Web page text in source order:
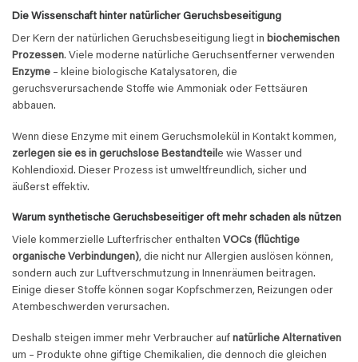
Die Wissenschaft hinter natürlicher Geruchsbeseitigung
Der Kern der natürlichen Geruchsbeseitigung liegt in biochemischen
Prozessen. Viele moderne natürliche Geruchsentferner verwenden
Enzyme – kleine biologische Katalysatoren, die
geruchsverursachende Stoffe wie Ammoniak oder Fettsäuren
abbauen.
Wenn diese Enzyme mit einem Geruchsmolekül in Kontakt kommen,
zerlegen sie es in geruchslose Bestandteil e wie Wasser und
Kohlendioxid. Dieser Prozess ist umweltfreundlich, sicher und
äußerst effektiv.
Warum synthetische Geruchsbeseitiger oft mehr schaden als nützen
Viele kommerzielle Lufterfrischer enthalten VOCs (flüchtige
organische Verbindungen), die nicht nur Allergien auslösen können,
sondern auch zur Luftverschmutzung in Innenräumen beitragen.
Einige dieser Stoffe können sogar Kopfschmerzen, Reizungen oder
Atembeschwerden verursachen.
Deshalb steigen immer mehr Verbraucher auf natürliche Alternativen
um – Produkte ohne giftige Chemikalien, die dennoch die gleichen